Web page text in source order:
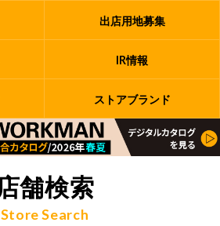
出店用地募集
IR情報
ストアブランド
舗検索
Store Search